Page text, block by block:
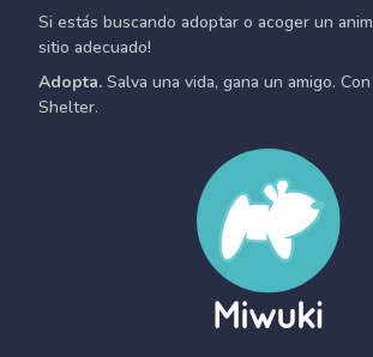
Si estás buscando adoptar o acoger un
sitio adecuado!
Adopta. Salva una vida, gana un amigo.
Shelter.